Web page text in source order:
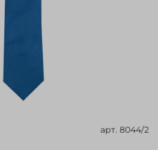
арт. 8044/2